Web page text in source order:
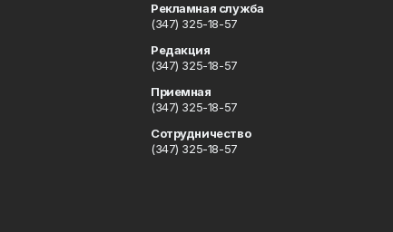
Рекламная служба
(347) 325-18-57
Редакция
(347) 325-18-57
Приемная
(347) 325-18-57
Сотрудничество
(347) 325-18-57